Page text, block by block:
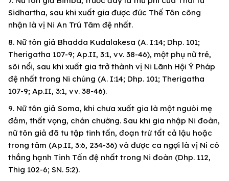
Sidhartha, sau khi xuất gia được đức Thế Tôn công
nhận là vị Ni An Trú Tâm đệ nhất.
8. Nữ tôn giả Bhadda Kudalakesa (A. I:14; Dhp. 101;
Therigatha 107-9; Ap.II, 3:1, vv. 38-46), một phụ nữ trẻ,
sôi nổi, sau khi xuất gia trở thành vị Ni Lãnh Hội Ý Pháp
đệ nhất trong Ni chúng (A. I:14; Dhp. 101; Therigatha
107-9; Ap.II, 3:1, vv. 38-46).
9. Nữ tôn giả Soma, khi chưa xuất gia là một ngưòi mẹ
đảm, thất vọng, chán chường. Sau khi gia nhập Ni đoàn,
nữ tôn giả đã tu tập tinh tấn, đoạn trừ tất cả lậu hoặc
trong tâm (Ap.II, 3:6, 234-36) và được ca ngợi là vị Ni có
thắng hạnh Tinh Tấn đệ nhất trong Ni đoàn (Dhp. 112,
Thig 102-6; SN. 5:2).